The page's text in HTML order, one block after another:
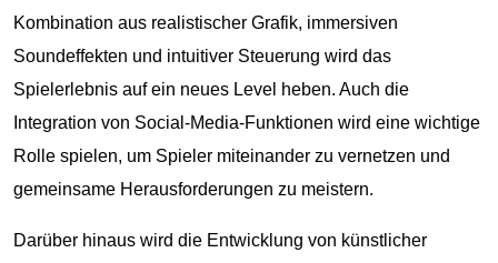
Kombination aus realistischer Grafik, immersiven
Soundeffekten und intuitiver Steuerung wird das
Spielerlebnis auf ein neues Level heben. Auch die
Integration von Social-Media-Funktionen wird eine wichtige
Rolle spielen, um Spieler miteinander zu vernetzen und
gemeinsame Herausforderungen zu meistern.
Darüber hinaus wird die Entwicklung von künstlicher